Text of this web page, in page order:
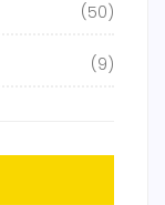
(50)
(9)